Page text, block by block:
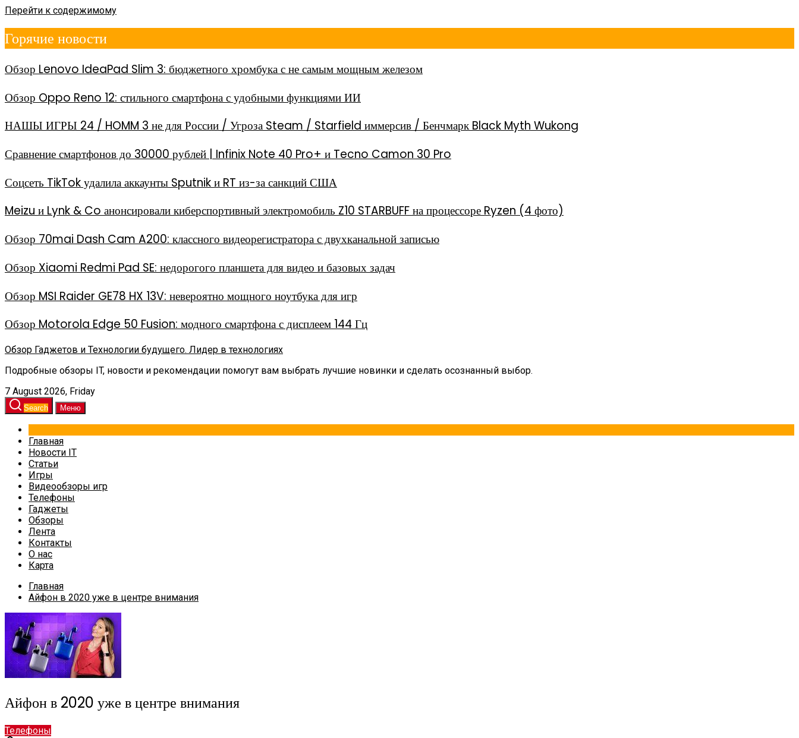
Перейти к содержимому
Горячие новости
Обзор Lenovo IdeaPad Slim 3: бюджетного хромбука с не самым мощным железом
Обзор Oppo Reno 12: стильного смартфона с удобными функциями ИИ
НАШЫ ИГРЫ 24 / HOMM 3 не для России / Угроза Steam / Starfield иммерсив / Бенчмарк Black Myth Wukong
Сравнение смартфонов до 30000 рублей | Infinix Note 40 Pro+ и Tecno Camon 30 Pro
Соцсеть TikTok удалила аккаунты Sputnik и RT из-за санкций США
Meizu и Lynk & Co анонсировали киберспортивный электромобиль Z10 STARBUFF на процессоре Ryzen (4 фото)
Обзор 70mai Dash Cam A200: классного видеорегистратора с двухканальной записью
Обзор Xiaomi Redmi Pad SE: недорогого планшета для видео и базовых задач
Обзор MSI Raider GE78 HX 13V: невероятно мощного ноутбука для игр
Обзор Motorola Edge 50 Fusion: модного смартфона с дисплеем 144 Гц
Обзор Гаджетов и Технологии будущего. Лидер в технологиях
Подробные обзоры IT, новости и рекомендации помогут вам выбрать лучшие новинки и сделать осознанный выбор.
7 August 2026, Friday
Search Меню
Главная
Новости IT
Статьи
Игры
Видеообзоры игр
Телефоны
Гаджеты
Обзоры
Лента
Контакты
О нас
Карта
Главная
Айфон в 2020 уже в центре внимания
Айфон в 2020 уже в центре внимания
Телефоны